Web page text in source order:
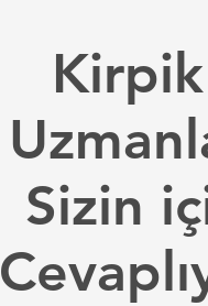
Kirpik
Sizin